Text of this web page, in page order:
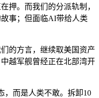
押。而我们的分派轨制，
事；但面临AI带给人类
的方言，继续取美国资产
越军舰曾经正在北部湾开
而是人类不敢。拆卸10